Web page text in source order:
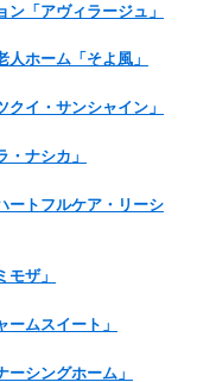
ン「アヴィラージュ」
人ホーム「そよ風」
クイ・サンシャイン」
・ナシカ」
ートフルケア・リーシ
モザ」
ームスイート」
ーシングホーム」